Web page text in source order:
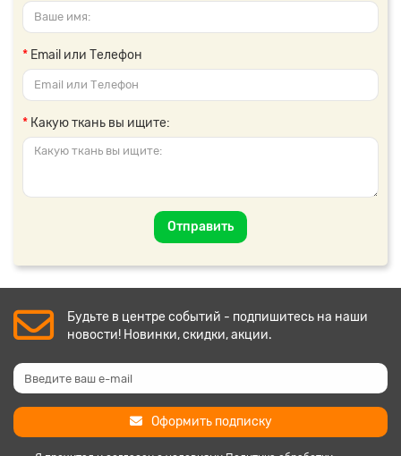
Email или Телефон
Какую ткань вы ищите:
Отправить
Будьте в центре событий - подпишитесь на наши
новости! Новинки, скидки, акции.
Оформить подписку